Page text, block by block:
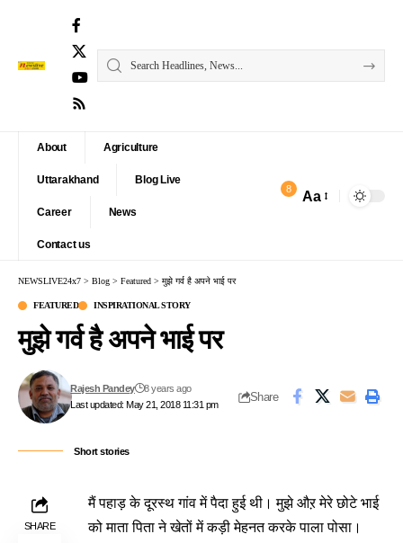
About Agriculture
Uttarakhand Blog Live
Career News
Contact us
8 Aa
NEWSLIVE24x7 > Blog > Featured > मुझे गर्व है अपने भाई पर
FEATURED INSPIRATIONAL STORY
मुझे गर्व है अपने भाई पर
Last updated: May 21, 2018 11:31 pm
Rajesh Pandey 8 years ago
Share
Short stories
SHARE
मैं पहाड़ के दूरस्थ गांव में पैदा हुई थी। मुझे औऱ मेरे छोटे भाई
को माता पिता ने खेतों में कड़ी मेहनत करके पाला पोसा।